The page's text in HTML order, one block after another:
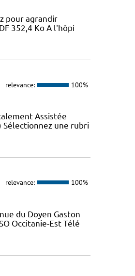
pour agrandir
352,4 Ko A l'hôpi
relevance: 100%
Assistée
une rubri
relevance: 100%
du Doyen Gaston
Occitanie-Est Télé